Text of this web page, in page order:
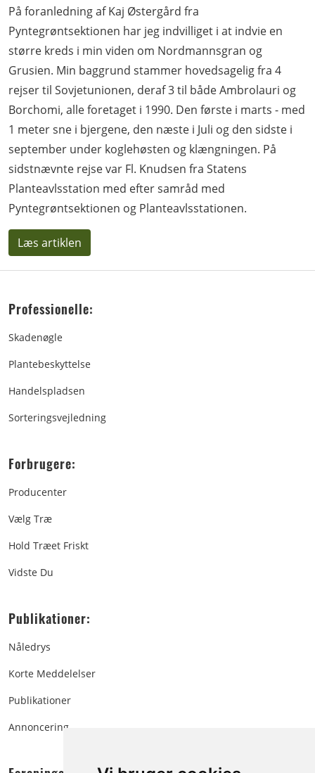
På foranledning af Kaj Østergård fra
Pyntegrøntsektionen har jeg indvilliget i at indvie en
større kreds i min viden om Nordmannsgran og
Grusien. Min baggrund stammer hovedsagelig fra 4
rejser til Sovjetunionen, deraf 3 til både Ambrolauri og
Borchomi, alle foretaget i 1990. Den første i marts - med
1 meter sne i bjergene, den næste i Juli og den sidste i
september under koglehøsten og klængningen. På
sidstnævnte rejse var Fl. Knudsen fra Statens
Planteavlsstation med efter samråd med
Pyntegrøntsektionen og Planteavlsstationen.
Læs artiklen
Professionelle:
Skadenøgle
Plantebeskyttelse
Handelspladsen
Sorteringsvejledning
Forbrugere:
Producenter
Vælg Træ
Hold Træet Friskt
Vidste Du
Publikationer:
Nåledrys
Korte Meddelelser
Publikationer
Annoncering